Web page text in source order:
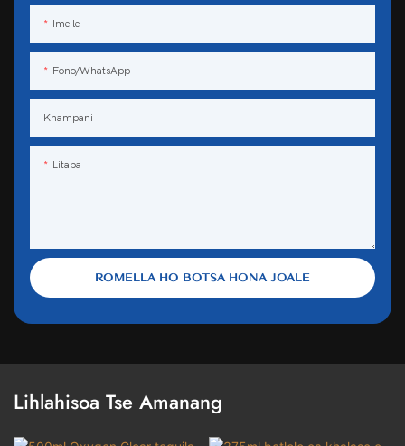
Imeile
Fono/WhatsApp
Khampani
Litaba
ROMELLA HO BOTSA HONA JOALE
Lihlahisoa Tse Amanang